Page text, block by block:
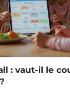
: vaut-il le